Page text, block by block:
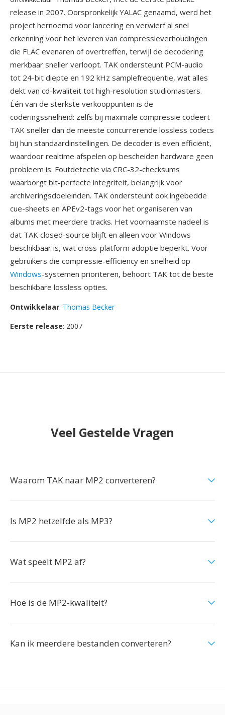
release in 2007. Oorspronkelijk YALAC genaamd, werd het
project hernoemd voor lancering en verwierf al snel
erkenning voor het leveren van compressieverhoudingen
die FLAC evenaren of overtreffen, terwijl de decodering
merkbaar sneller verloopt. TAK ondersteunt PCM-audio
tot 24-bit diepte en 192 kHz samplefrequentie, wat alles
dekt van cd-kwaliteit tot high-resolution studiomasters.
Één van de sterkste verkooppunten is de
coderingssnelheid: zelfs bij maximale compressie codeert
TAK sneller dan de meeste concurrerende lossless codecs
bij hun standaardinstellingen. De decoder is even efficiënt,
waardoor realtime afspelen op bescheiden hardware geen
probleem is. Foutdetectie via CRC-32-checksums
waarborgt bit-perfecte integriteit, belangrijk voor
archiveringsdoeleinden. TAK ondersteunt ook ingebedde
cue-sheets en APEv2-tags voor het organiseren van
albums met meerdere tracks. Het voornaamste nadeel is
dat TAK closed-source blijft en alleen voor Windows
beschikbaar is, wat cross-platform adoptie beperkt. Voor
gebruikers die compressie-efficiency en snelheid op
Windows-systemen prioriteren, behoort TAK tot de beste
beschikbare lossless opties.
Ontwikkelaar: Thomas Becker
Eerste release: 2007
Veel Gestelde Vragen
Waarom TAK naar MP2 converteren?
Is MP2 hetzelfde als MP3?
Wat speelt MP2 af?
Hoe is de MP2-kwaliteit?
Kan ik meerdere bestanden converteren?